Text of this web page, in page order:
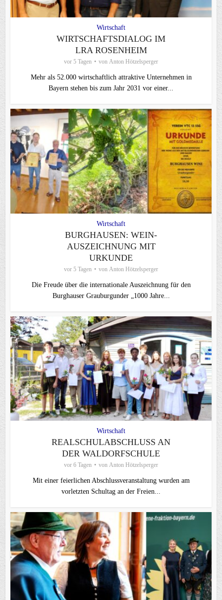
Wirtschaft
WIRTSCHAFTSDIALOG IM
LRA ROSENHEIM
vor 5 Tagen von Anton Hötzelsperger
Mehr als 52.000 wirtschaftlich attraktive Unternehmen in
Bayern stehen bis zum Jahr 2031 vor einer...
Wirtschaft
BURGHAUSEN: WEIN-
AUSZEICHNUNG MIT
URKUNDE
vor 5 Tagen von Anton Hötzelsperger
Die Freude über die internationale Auszeichnung für den
Burghauser Grauburgunder „1000 Jahre...
Wirtschaft
REALSCHULABSCHLUSS AN
DER WALDORFSCHULE
vor 6 Tagen von Anton Hötzelsperger
Mit einer feierlichen Abschlussveranstaltung wurden am
vorletzten Schultag an der Freien...